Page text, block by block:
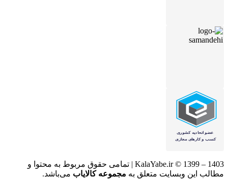
KalaYabe.ir © 1399 – 1403 | تمامی حقوق مربوط به محتوا و
مطالب این وبسایت متعلق به مجموعه کالایاب می‌باشد.